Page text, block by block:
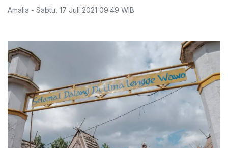
Amalia - Sabtu 17 Juli 2021 09:49 WIB